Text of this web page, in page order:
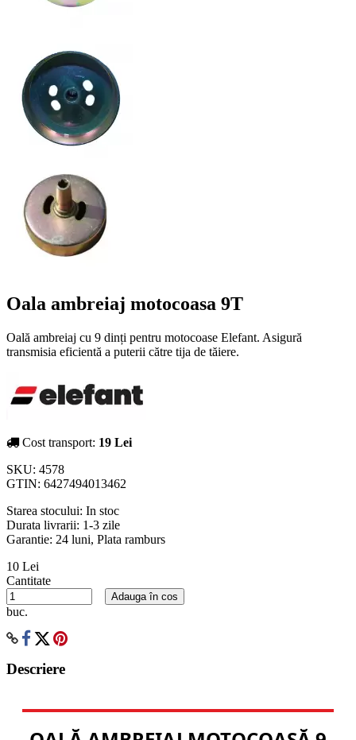
Oala ambreiaj motocoasa 9T
Oală ambreiaj cu 9 dinți pentru motocoase Elefant. Asigură
transmisia eficientă a puterii către tija de tăiere.
Cost transport: 19 Lei
SKU: 4578
GTIN: 6427494013462
Starea stocului: In stoc
Durata livrarii: 1-3 zile
Garantie: 24 luni, Plata ramburs
10 Lei
Cantitate
buc.
Adauga în cos
Descriere